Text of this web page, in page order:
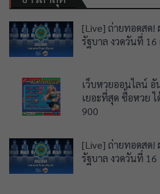
[Live] ถ่ายทอดสด!
รัฐบาล งวดวันที่
เว็บหวยออนไลน์
เยอะที่สุด ซื้อหวย
900
[Live] ถ่ายทอดสด!
รัฐบาล งวดวันที่